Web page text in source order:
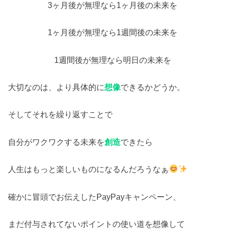
3ヶ月後が無理なら1ヶ月後の未来を
1ヶ月後が無理なら1週間後の未来を
1週間後が無理なら明日の未来を
大切なのは、より具体的に想像できるかどうか。
そしてそれを繰り返すことで
自分がワクワクする未来を創造できたら
人生はもっと楽しいものになるんだろうなぁ
確かに冒頭でお伝えしたPayPayキャンペーン、
まだ付与されてないポイントの使い道を想像して